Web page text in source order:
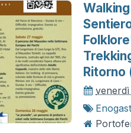
Ritorno
venerdì